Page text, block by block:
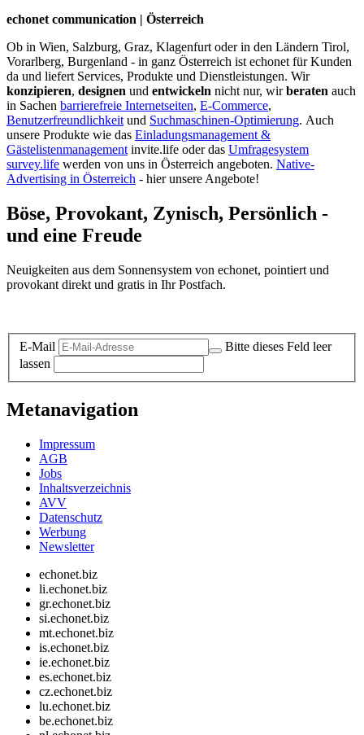
echonet communication | Österreich
Ob in Wien, Salzburg, Graz, Klagenfurt oder in den Ländern Tirol,
Vorarlberg, Burgenland - in ganz Österreich ist echonet für Kunden
da und liefert Services, Produkte und Dienstleistungen. Wir
konzipieren, designen und entwickeln nicht nur, wirberaten auch
in Sachen barrierefreie Internetseiten, E-Commerce,
Benutzerfreundlichkeit und Suchmaschinen-Optimierung. Auch
unsere Produkte wie das Einladungsmanagement &
Gästelistenmanagement invite.life oder das Umfragesystem
survey.life werden von uns in Österreich angeboten. Native-
Advertising in Österreich - hier unsere Angebote!
Böse, Provokant, Zynisch, Persönlich -
und eine Freude
Neuigkeiten aus dem Sonnensystem von echonet, pointiert und
provokant direkt und gratis in Ihr Postfach.
E-Mail
Bitte dieses Feld leer
lassen
Metanavigation
Impressum
AGB
Jobs
Inhaltsverzeichnis
AVV
Datenschutz
Werbung
Newsletter
echonet.biz
li.echonet.biz
gr.echonet.biz
si.echonet.biz
mt.echonet.biz
is.echonet.biz
ie.echonet.biz
es.echonet.biz
cz.echonet.biz
lu.echonet.biz
be.echonet.biz